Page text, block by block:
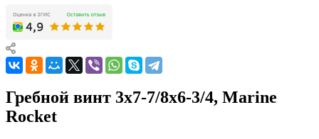
Гребной винт 3x7-7/8x6-3/4, Marine
Rocket